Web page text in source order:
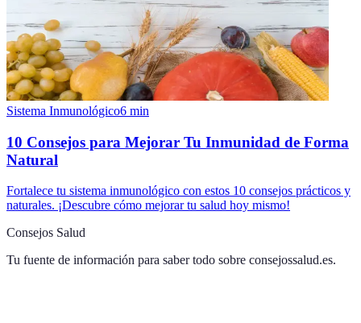
Sistema Inmunológico6 min
10 Consejos para Mejorar Tu Inmunidad de Forma
Natural
Fortalece tu sistema inmunológico con estos 10 consejos prácticos y
naturales. ¡Descubre cómo mejorar tu salud hoy mismo!
Consejos Salud
Tu fuente de información para saber todo sobre consejossalud.es.